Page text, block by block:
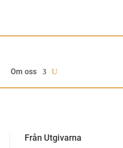
Om oss
Från Utgivarna